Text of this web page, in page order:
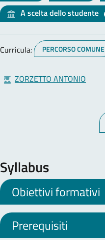
A scelta dello studente
Curricula: PERCORSO COMUNE
ZORZETTO ANTONIO
Syllabus
Obiettivi formativi
Prerequisiti